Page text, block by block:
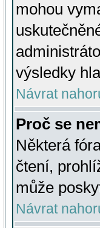
mohou
výsledky
Návrat
Proč se
Některá
čtení,
může
Návrat